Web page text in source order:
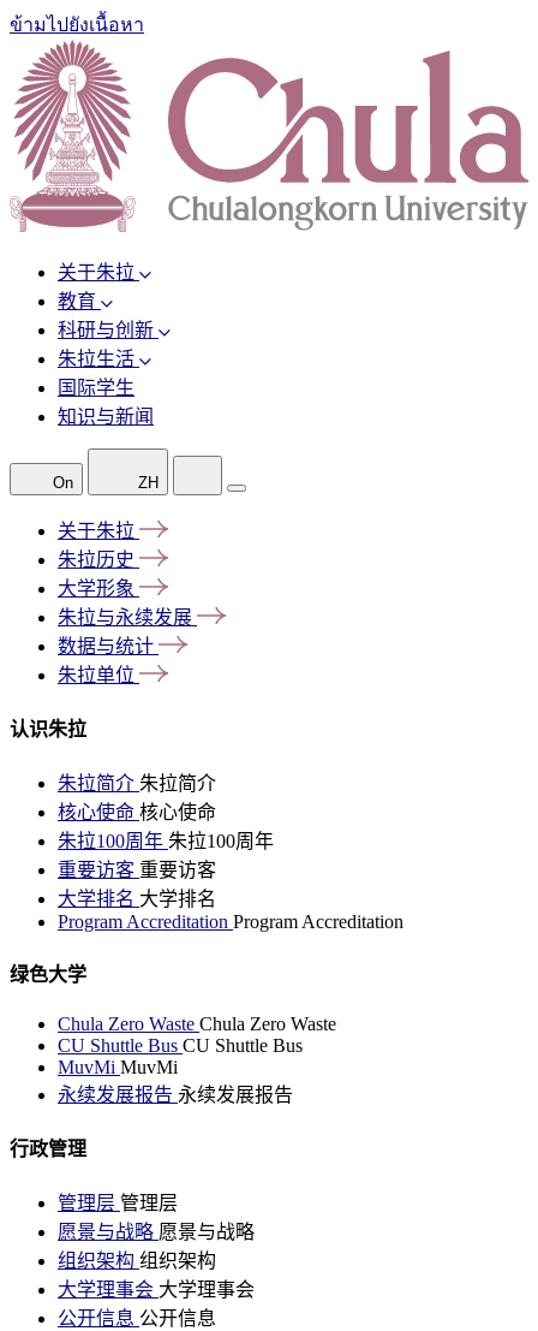
ข้ามไปยังเนื้อหา
关于朱拉
教育
科研与创新
朱拉生活
国际学生
知识与新闻
On ZH
关于朱拉
朱拉历史
大学形象
朱拉与永续发展
数据与统计
朱拉单位
认识朱拉
朱拉简介 朱拉简介
核心使命 核心使命
朱拉100周年 朱拉100周年
重要访客 重要访客
大学排名 大学排名
Program Accreditation Program Accreditation
绿色大学
Chula Zero Waste Chula Zero Waste
CU Shuttle Bus CU Shuttle Bus
MuvMi MuvMi
永续发展报告 永续发展报告
行政管理
管理层 管理层
愿景与战略 愿景与战略
组织架构 组织架构
大学理事会 大学理事会
公开信息 公开信息